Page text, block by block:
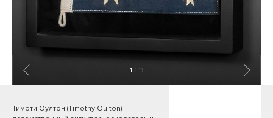
1 / 11
Тимоти Оултон (Timothy Oulton) —